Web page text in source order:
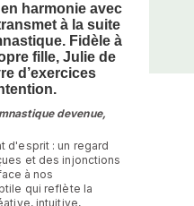
harmonie avec
à la suite
Fidèle à
fille, Julie de
d’exercices
devenue,
d'esprit : un regard
et des injonctions
à nos
qui reflète la
intuitive,